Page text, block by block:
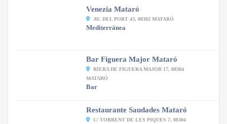
Venezia Mataró
AV. DEL PORT 43, 08302 MATARÓ
Mediterránea
Bar Figuera Major Mataró
RIERA DE FIGUERA MAJOR 17, 08304
MATARÓ
Bar
Restaurante Saudades Mataró
C/ TORRENT DE LES PIQUES 7, 08304